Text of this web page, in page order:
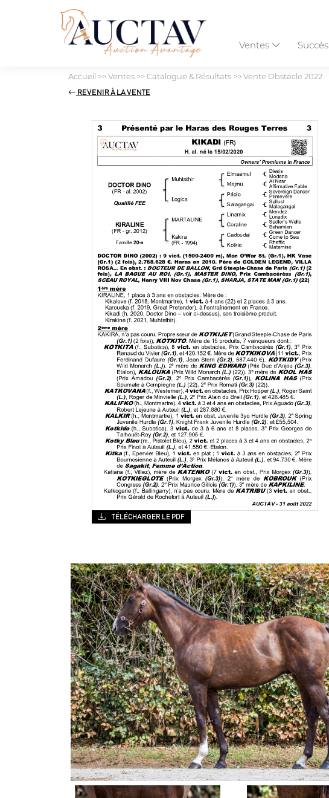
Ventes Succès
Accueil >>Ventes>>Catalogue & Résultats>>Vente Obstacle 2022
REVENIR À LA VENTE
TÉLÉCHARGER LE PDF